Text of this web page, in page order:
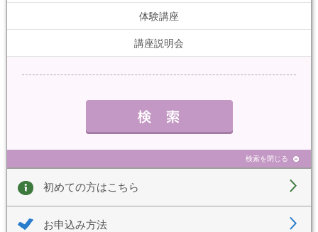
体験講座
講座説明会
検索を閉じる
初めての方はこちら
お申込み方法